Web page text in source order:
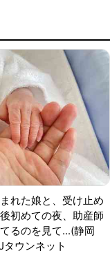
れた娘と、受け止め
初めての夜、助産師
るのを見て...(静岡
ウンネット